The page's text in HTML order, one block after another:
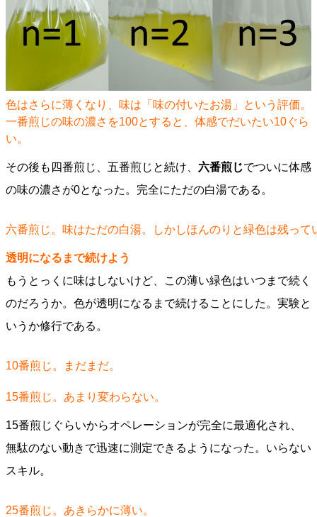
色はさらに薄くなり、味は「味の付いたお湯」という評価。
一番煎じの味の濃さを100とすると、体感でだいたい10ぐら
い。
その後も四番煎じ、五番煎じと続け、 六番煎じでついに体感
の味の濃さが0となった。完全にただの白湯である。
六番煎じ。味はただの白湯。しかしほんのりと緑色は残って
透明になるまで続けよう
もうとっくに味はしないけど、この薄い緑色はいつまで続く
のだろうか。色が透明になるまで続けることにした。実験と
いうか修行である。
10番煎じ。まだまだ。
15番煎じ。あまり変わらない。
15番煎じぐらいからオペレーションが完全に最適化され、
無駄のない動きで迅速に測定できるようになった。いらない
スキル。
25番煎じ。あきらかに薄い。